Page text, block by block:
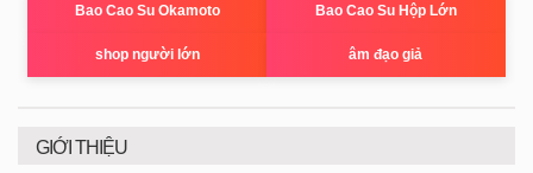
Bao Cao Su Okamoto Bao Cao Su Hộp Lớn
shop người lớn âm đạo giả
GIỚI THIỆU